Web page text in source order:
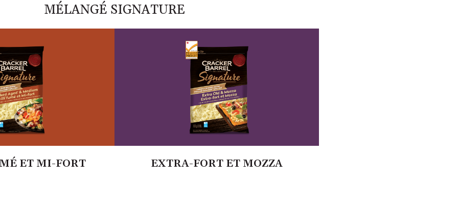
MÉLANGÉ SIGNATURE
ET MI-FORT EXTRA-FORT ET MOZZA